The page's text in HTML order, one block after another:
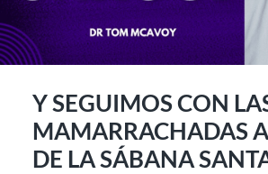
Y SEGUIMOS CON
MAMARRACHADAS
DE LA SÁBANA